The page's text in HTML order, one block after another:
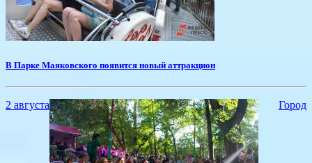
В Парке Маяковского появится новый аттракцион
2 августа Город